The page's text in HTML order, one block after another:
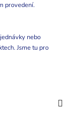
provedení.
nebo
Jsme tu pro